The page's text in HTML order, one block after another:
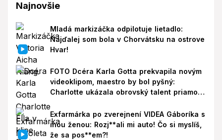
Najnovšie
Mladá markizáčka odpilotuje lietadlo:
Najďalej som bola v Chorvátsku na ostrove
Hvar!
FOTO Dcéra Karla Gotta prekvapila novým
videoklipom, maestro by bol pyšný:
Charlotte ukázala obrovský talent priamo v
Exfarmárka po zverejnení VIDEA Gáboríka s
inou ženou: Rozj**ali mi auto! Čo si myslíš,
že sa pos**em?!